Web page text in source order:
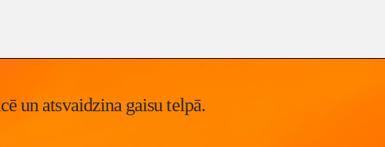
un atsvaidzina gaisu telpā.